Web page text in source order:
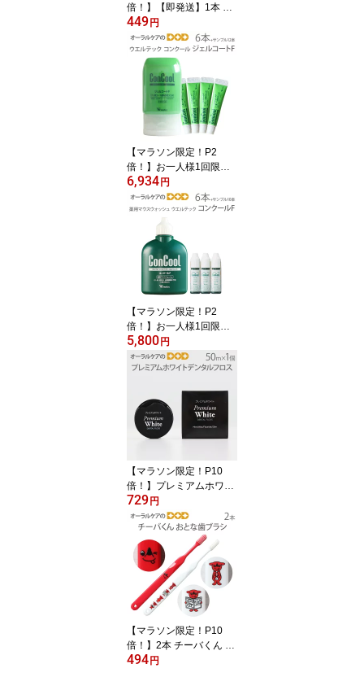
倍！】【即発送】1本 兼
一薬品 消毒用エタノール
MIX 500ml【医薬部外
品】【カビ・食中毒予防
のための】【感染対策】
【メール便不可】
449 円
【マラソン限定！P2
倍！】お一人様1回限り1
セットまで！ウエルテッ
ク コンクール ConCool
フッ素コート歯みがきジ
ェル ジェルコートF 90ml
1450ppm キシリトール
配合 研磨剤なし 6本セッ
ト+サンプル5g×12本付
【発泡剤無配合】【メー
ル便不可】【送料無料】
6,934 円
【マラソン限定！P2
倍！】お一人様1回限り1
セットまで！【医薬部外
品】ウエルテック コンク
ール ConCool 薬用マウ
ンス 洗口液 口臭予防 コ
ンクールF 100ml 6本セ
ット+おまけサンプル7ml
可】【送料無料】
5,800 円
【マラソン限定！P10
倍！】プレミアムホワイ
トデンタルフロス 50m
フッ素配合 WAX付 1個
【メール便可 12個ま
で】
729 円
【マラソン限定！P10
倍！】2本 チーバくん お
とな歯ブラシ 2色アソー
494 円